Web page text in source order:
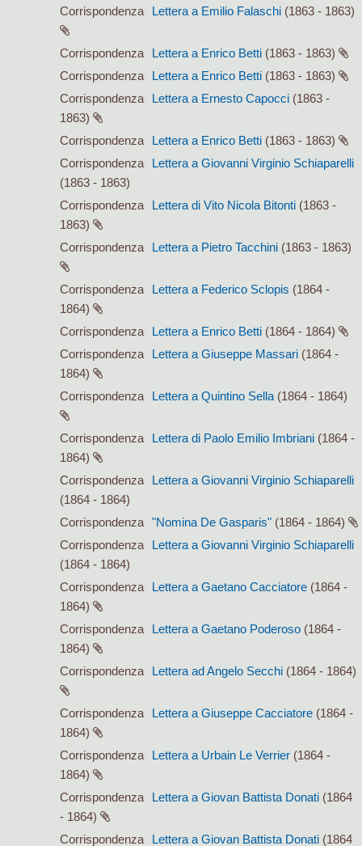
Corrispondenza
Lettera a Emilio Falaschi (1863 - 1863)
Corrispondenza Lettera a Enrico Betti (1863 - 1863)
Corrispondenza
Lettera a Enrico Betti (1863 - 1863)
Corrispondenza
Lettera a Ernesto Capocci (1863 -
1863)
Corrispondenza
Lettera a Enrico Betti (1863 - 1863)
Corrispondenza
Lettera a Giovanni Virginio Schiaparelli
(1863 - 1863)
Corrispondenza
Lettera di Vito Nicola Bitonti (1863 -
1863)
Corrispondenza
Lettera a Pietro Tacchini (1863 - 1863)
Corrispondenza Lettera a Federico Sclopis (1864 -
1864)
Corrispondenza
Lettera a Enrico Betti (1864 - 1864)
Corrispondenza
Lettera a Giuseppe Massari (1864 -
1864)
Corrispondenza
Lettera a Quintino Sella (1864 - 1864)
Corrispondenza Lettera di Paolo Emilio Imbriani (1864 -
1864)
Corrispondenza
Lettera a Giovanni Virginio Schiaparelli
(1864 - 1864)
Corrispondenza
"Nomina De Gasparis" (1864 - 1864)
Corrispondenza
Lettera a Giovanni Virginio Schiaparelli
(1864 - 1864)
Corrispondenza
Lettera a Gaetano Cacciatore (1864 -
1864)
Corrispondenza
Lettera a Gaetano Poderoso (1864 -
1864)
Corrispondenza
Lettera ad Angelo Secchi (1864 - 1864)
Corrispondenza Lettera a Giuseppe Cacciatore (1864 -
1864)
Corrispondenza
Lettera a Urbain Le Verrier (1864 -
1864)
Corrispondenza
Lettera a Giovan Battista Donati (1864
- 1864)
Corrispondenza
Lettera a Giovan Battista Donati (1864